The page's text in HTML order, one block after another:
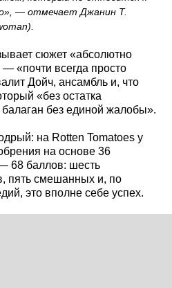
— отмечает Джанин Т.
сюжет «абсолютно
«почти всегда просто
Дойч, ансамбль и, что
«без остатка
балаган без единой жалобы».
на Rotten Tomatoes у
на основе 36
68 баллов: шесть
пять смешанных и, по
это вполне себе успех.